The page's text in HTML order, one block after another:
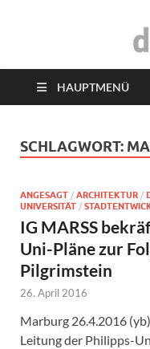
das
HAUPTMENÜ
SCHLAGWORT:
ANGESAGT / ARCHITEKTUR /
UNIVERSITÄT /
IG MARSS
Uni-Pläne zur
Pilgrimstein
26. April 2016
Marburg 26.4.2016
Leitung der Philipps-